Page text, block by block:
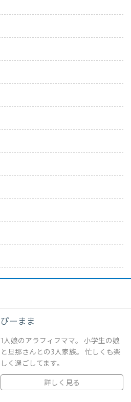
ぴーまま
1人娘のアラフィフママ。 小学生の娘
と旦那さんとの3人家族。 忙しくも楽
しく過ごしてます。
詳しく見る